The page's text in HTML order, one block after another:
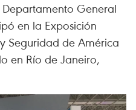
General
en la Exposición
Seguridad de América
en Río de Janeiro,